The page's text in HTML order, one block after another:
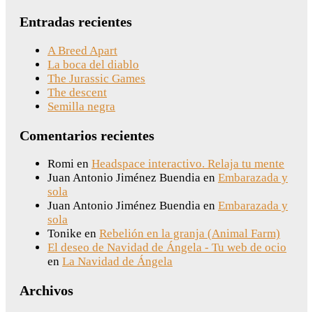
Entradas recientes
A Breed Apart
La boca del diablo
The Jurassic Games
The descent
Semilla negra
Comentarios recientes
Romi en Headspace interactivo. Relaja tu mente
Juan Antonio Jiménez Buendia en Embarazada y
sola
Juan Antonio Jiménez Buendia en Embarazada y
sola
Tonike en Rebelión en la granja (Animal Farm)
El deseo de Navidad de Ángela - Tu web de ocio
en La Navidad de Ángela
Archivos